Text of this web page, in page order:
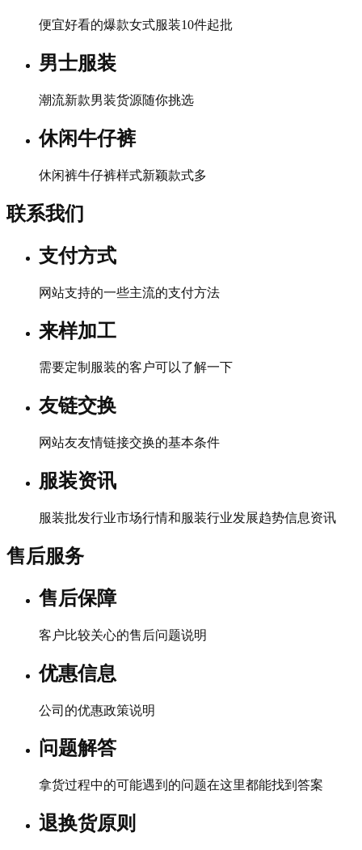
便宜好看的爆款女式服装10件起批
男士服装
潮流新款男装货源随你挑选
休闲牛仔裤
休闲裤牛仔裤样式新颖款式多
联系我们
支付方式
网站支持的一些主流的支付方法
来样加工
需要定制服装的客户可以了解一下
友链交换
网站友友情链接交换的基本条件
服装资讯
服装批发行业市场行情和服装行业发展趋势信息资讯
售后服务
售后保障
客户比较关心的售后问题说明
优惠信息
公司的优惠政策说明
问题解答
拿货过程中的可能遇到的问题在这里都能找到答案
退换货原则